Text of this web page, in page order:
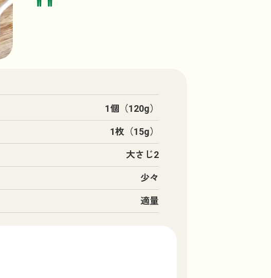
1個（120g）
1枚（15g）
大さじ2
少々
適量